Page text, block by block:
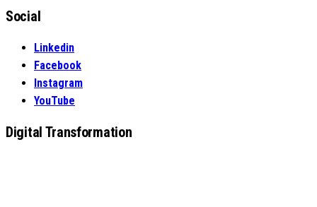
Social
Linkedin
Facebook
Instagram
YouTube
Digital Transformation